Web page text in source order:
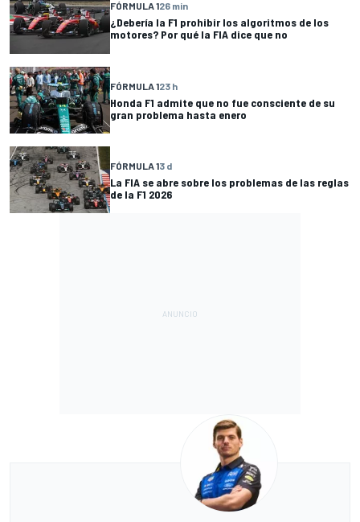
FÓRMULA 126 min
¿Debería la F1 prohibir los algoritmos de los
motores? Por qué la FIA dice que no
FÓRMULA 123 h
Honda F1 admite que no fue consciente de su
gran problema hasta enero
FÓRMULA 13 d
La FIA se abre sobre los problemas de las reglas
de la F1 2026